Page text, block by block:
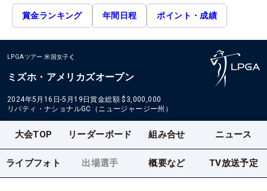
賞金ランキング 年間日程 ポイント・成績
LPGAツアー 米国女子
ミズホ・アメリカズオープン
2024年5月16日-5月19日賞金総額 $3,000,000
リバティ・ナショナルGC（ニュージャージー州）
大会TOP リーダーボード 組み合せ ニュース
ライブフォト 出場選手 概要など TV放送予定